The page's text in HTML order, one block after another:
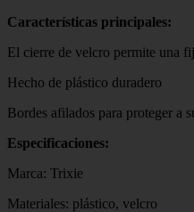
Características principales:
El cierre de velcro permite una
Hecho de plástico duradero
Bordes afilados para proteger a
Especificaciones:
Marca: Trixie
Materiales: plástico, velcro